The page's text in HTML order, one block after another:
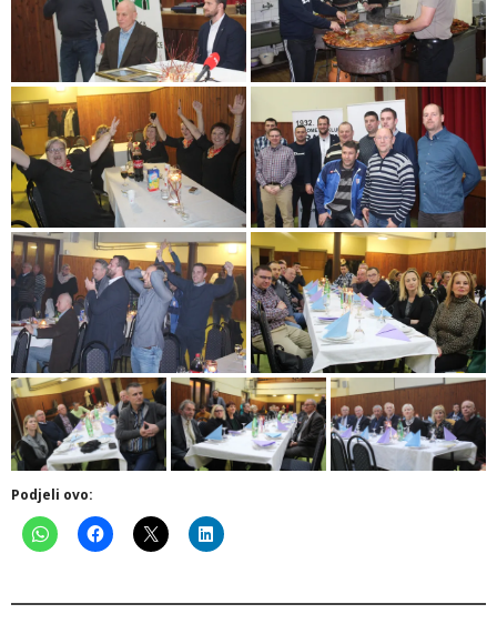
Podjeli ovo: